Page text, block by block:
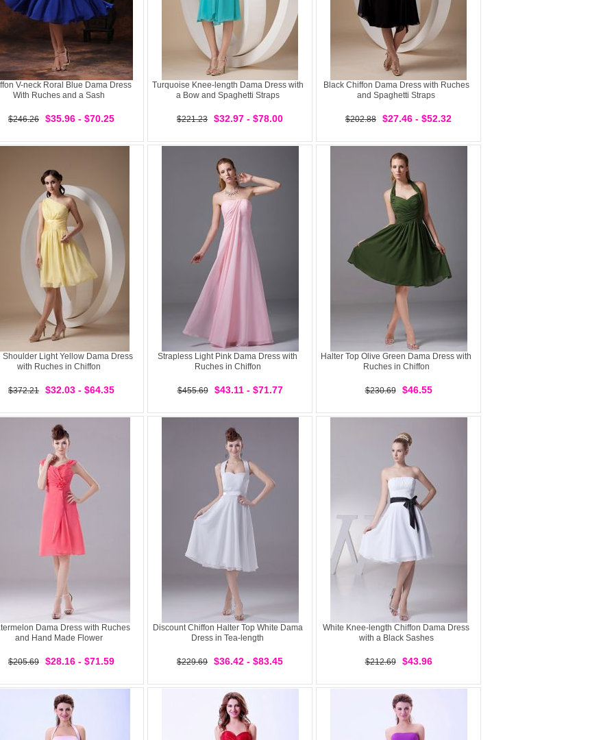
V-neck Roral Blue Dama Dress
With Ruches and a Sash
$246.26 $35.96 - $70.25
Turquoise Knee-length Dama Dress with
a Bow and Spaghetti Straps
$221.23 $32.97 - $78.00
Black Chiffon Dama Dress with Ruches
and Spaghetti Straps
$202.88 $27.46 - $52.32
Shoulder Light Yellow Dama Dress
with Ruches in Chiffon
$372.21 $32.03 - $64.35
Strapless Light Pink Dama Dress with
Ruches in Chiffon
$455.69 $43.11 - $71.77
Halter Top Olive Green Dama Dress with
Ruches in Chiffon
$230.69 $46.55
Dama Dress with Ruches
and Hand Made Flower
$205.69 $28.16 - $71.59
Discount Chiffon Halter Top White Dama
Dress in Tea-length
$229.69 $36.42 - $83.45
White Knee-length Chiffon Dama Dress
with a Black Sashes
$212.69 $43.96